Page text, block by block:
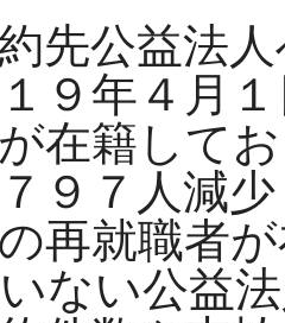
先公益法人
９年４月
在籍して
９７人減
再就職者
ない公益